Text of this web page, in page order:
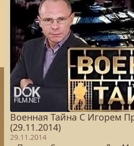
Военная Тайна С Игорем
(29.11.2014)
29.11.2014